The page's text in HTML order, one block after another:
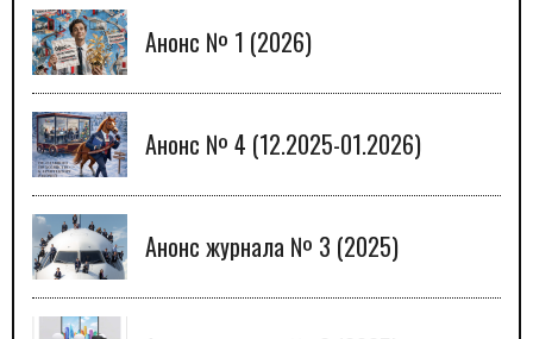
Анонс № 1 (2026)
Анонс № 4 (12.2025-01.2026)
Анонс журнала № 3 (2025)